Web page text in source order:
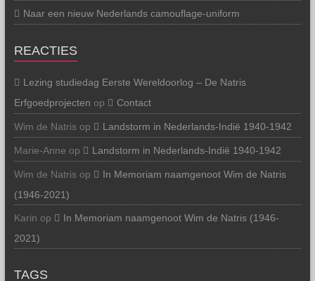
Naar een nieuw Nederlands camouflage-uniform
REACTIES
Lezing studiedag Eerste Wereldoorlog – De Natris
Erfgoedprojecten op Contact
Wim de Natrisop Landstorm in Nederlands-Indië 1940-1942
Marie-Anne op Landstorm in Nederlands-Indië 1940-1942
Wim de Natrisop
In Memoriam naamgenoot Wim de Natris
(1946-2021)
Karin op
In Memoriam naamgenoot Wim de Natris (1946-
2021)
TAGS